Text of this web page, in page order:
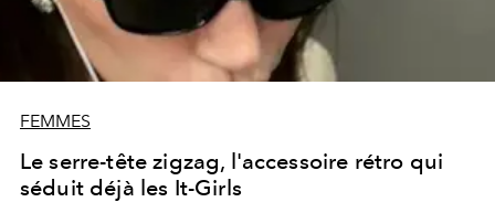
FEMMES
Le serre-tête zigzag, l'accessoire rétro qui
séduit déjà les It-Girls